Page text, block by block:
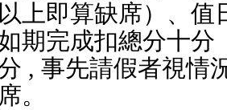
以上即算缺席）、值
期完成扣總分十分
, 事先請假者視情
席。